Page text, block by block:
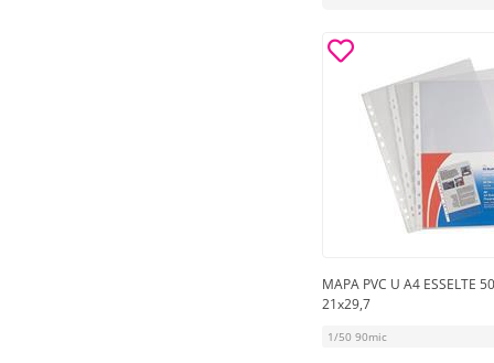
MAPA PVC U A4 ESSELTE
21x29,7
1/50 90mic